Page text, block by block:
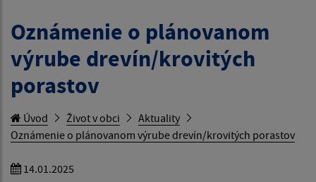
Oznámenie o plánovanom
výrube drevín/krovitých
porastov
Úvod Život v obci
Aktuality
Oznámenie o plánovanom výrube drevín/krovitých porastov
14.01.2025